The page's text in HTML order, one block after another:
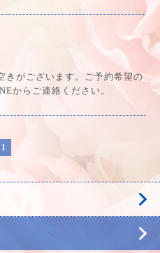
きがございます。ご予約希望の
からご連絡ください。
1